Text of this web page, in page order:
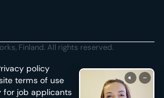
Finland. All rights reserved.
policy
terms of use
for job applicants